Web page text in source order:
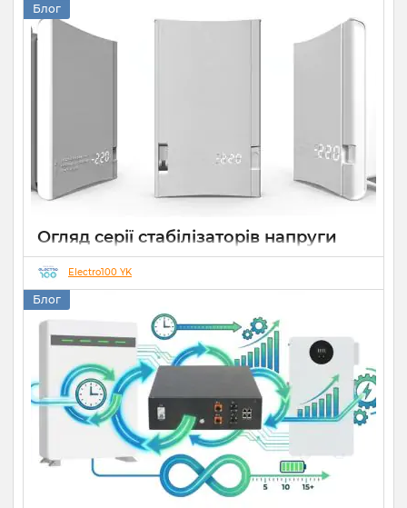
Блог
Огляд серії стабілізаторів напруги
Елекс АНТС: більше ніж просто
захист
22 07 2026
Electro100 YK
Блог